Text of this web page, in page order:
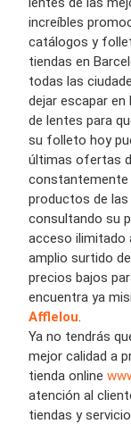
increíbles
catálogos y
tiendas en
todas las
dejar escapar
de lentes para
su folleto hoy
últimas ofertas
constantemente
productos de
consultando su
acceso ilimitado
amplio surtido
precios bajos
encuentra ya
Afflelou.
Ya no tendrás
mejor calidad a
tienda online
atención al
tiendas y